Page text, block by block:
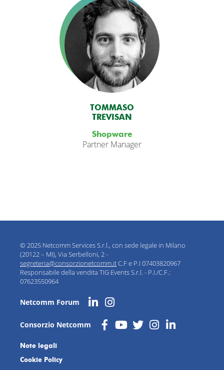
TOMMASO
TREVISAN
Shopware
Partner Manager
© 2025 Netcomm Services S.r.l., con sede legale in Milano
(20122 – MI), Via Serbelloni, 2 -
segreteria@consorzionetcomm.itC.F e P.I 07403820967
Responsabile della vendita TIG Events S.r.l. - P.I./C.F.:
07623550964
Netcomm Forum
Consorzio Netcomm
Note legali
Cookie Policy